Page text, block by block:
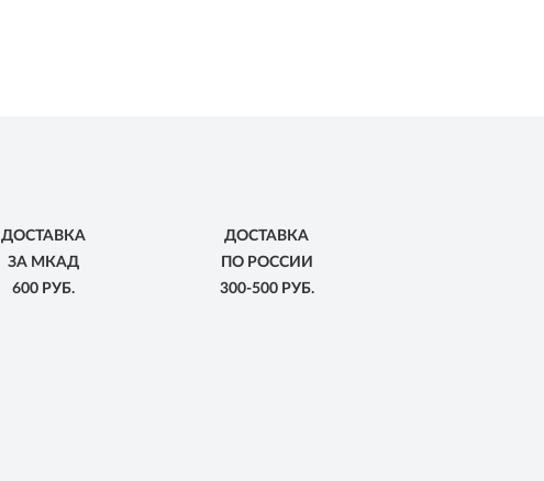
ДОСТАВКА
ЗА МКАД
600 РУБ.
ДОСТАВКА
ПО РОССИИ
300-500 РУБ.